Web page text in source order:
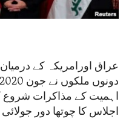
عراق اورامریکہ کے
اہمیت کے مذاکرات
اجلاس کا چوتھا دور